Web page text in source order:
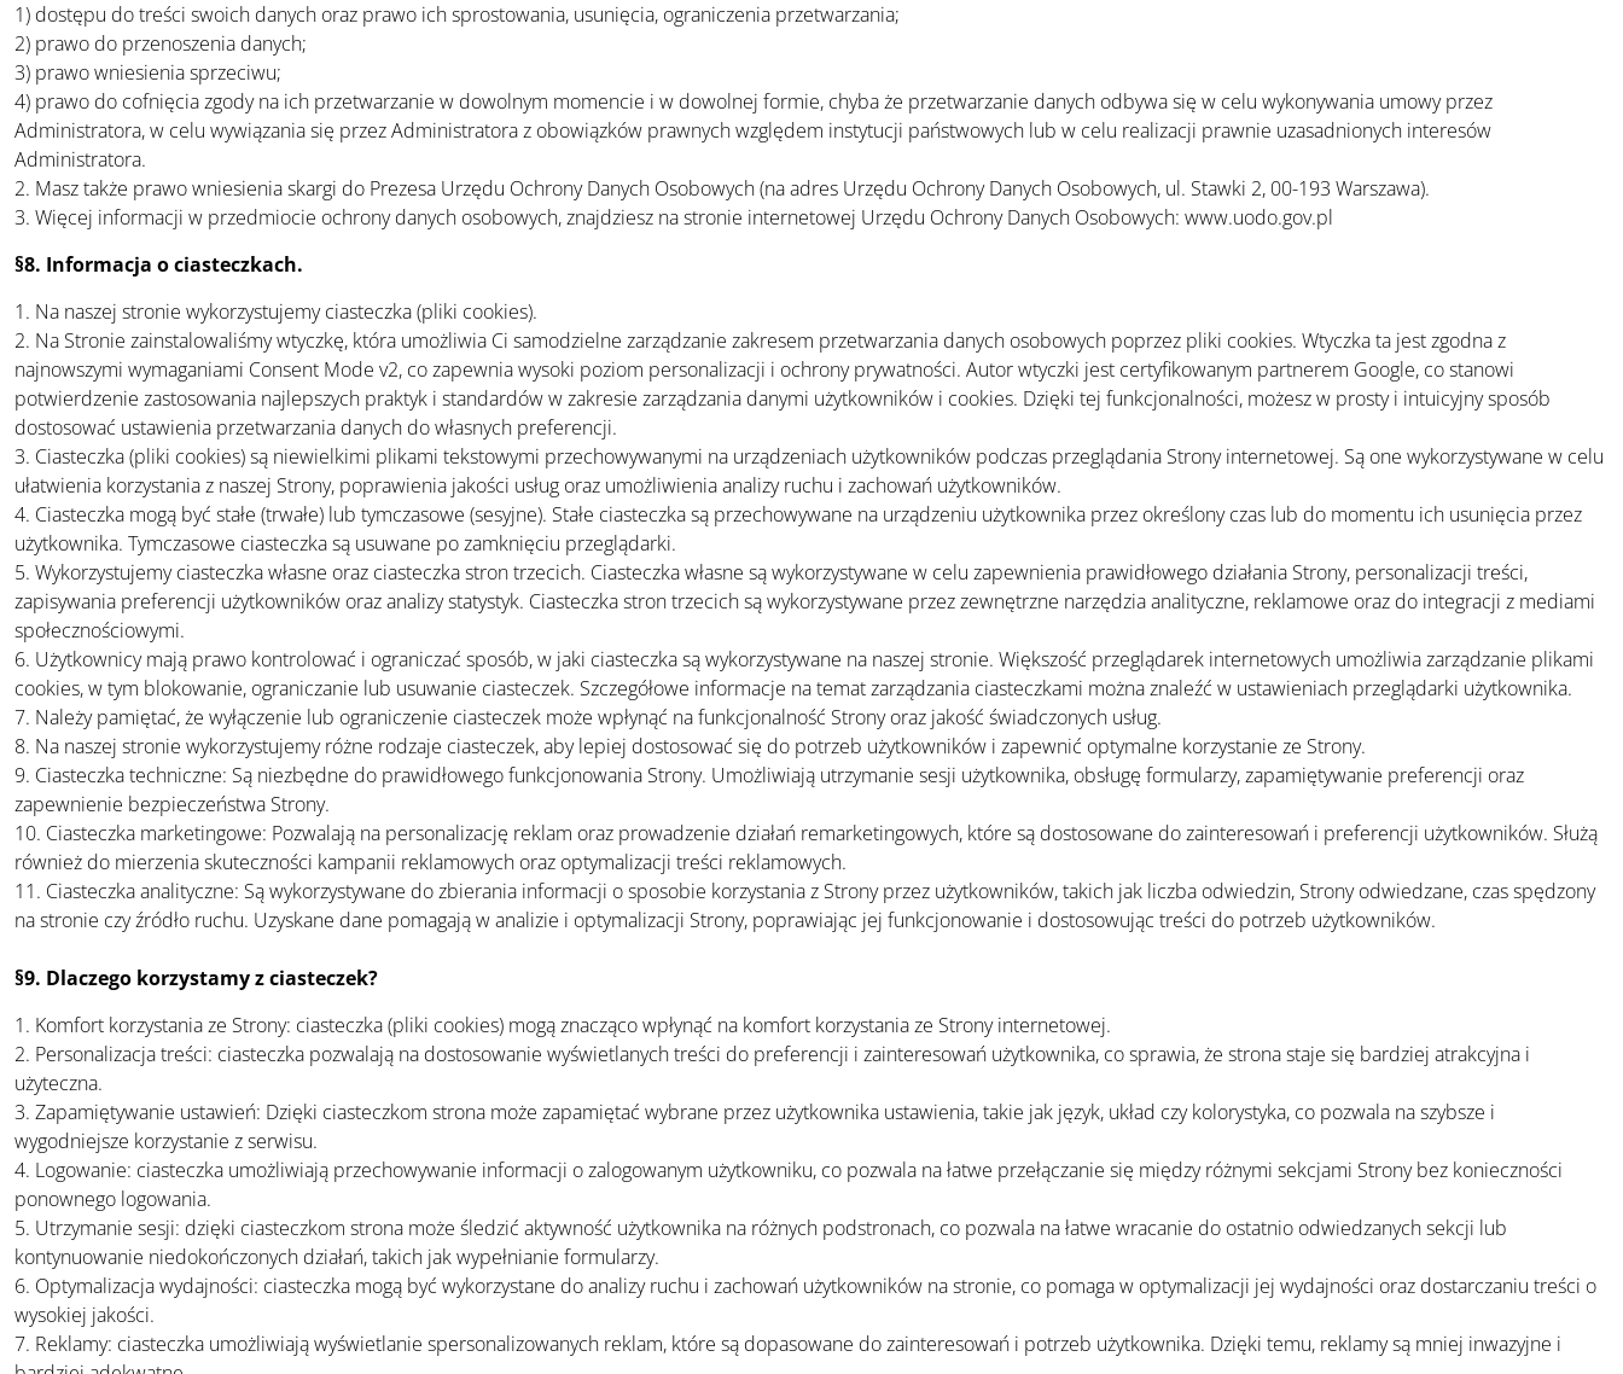
1) dostępu do treści swoich danych oraz prawo ich sprostowania, usunięcia, ograniczenia przetwarzania;
2) prawo do przenoszenia danych;
3) prawo wniesienia sprzeciwu;
4) prawo do cofnięcia zgody na ich przetwarzanie w dowolnym momencie i w dowolnej formie, chyba że przetwarzanie danych odbywa się w celu wykonywania umowy przez
Administratora, w celu wywiązania się przez Administratora z obowiązków prawnych względem instytucji państwowych lub w celu realizacji prawnie uzasadnionych interesów
Administratora.
2. Masz także prawo wniesienia skargi do Prezesa Urzędu Ochrony Danych Osobowych (na adres Urzędu Ochrony Danych Osobowych, ul. Stawki 2, 00-193 Warszawa).
3. Więcej informacji w przedmiocie ochrony danych osobowych, znajdziesz na stronie internetowej Urzędu Ochrony Danych Osobowych: www.uodo.gov.pl
§8. Informacja o ciasteczkach.
1. Na naszej stronie wykorzystujemy ciasteczka (pliki cookies).
2. Na Stronie zainstalowaliśmy wtyczkę, która umożliwia Ci samodzielne zarządzanie zakresem przetwarzania danych osobowych poprzez pliki cookies. Wtyczka ta jest zgodna z
najnowszymi wymaganiami Consent Mode v2, co zapewnia wysoki poziom personalizacji i ochrony prywatności. Autor wtyczki jest certyfikowanym partnerem Google, co stanowi
potwierdzenie zastosowania najlepszych praktyk i standardów w zakresie zarządzania danymi użytkowników i cookies. Dzięki tej funkcjonalności, możesz w prosty i intuicyjny sposób
dostosować ustawienia przetwarzania danych do własnych preferencji.
3. Ciasteczka (pliki cookies) są niewielkimi plikami tekstowymi przechowywanymi na urządzeniach użytkowników podczas przeglądania Strony internetowej. Są one wykorzystywane w celu
ułatwienia korzystania z naszej Strony, poprawienia jakości usług oraz umożliwienia analizy ruchu i zachowań użytkowników.
4. Ciasteczka mogą być stałe (trwałe) lub tymczasowe (sesyjne). Stałe ciasteczka są przechowywane na urządzeniu użytkownika przez określony czas lub do momentu ich usunięcia przez
użytkownika. Tymczasowe ciasteczka są usuwane po zamknięciu przeglądarki.
5. Wykorzystujemy ciasteczka własne oraz ciasteczka stron trzecich. Ciasteczka własne są wykorzystywane w celu zapewnienia prawidłowego działania Strony, personalizacji treści,
zapisywania preferencji użytkowników oraz analizy statystyk. Ciasteczka stron trzecich są wykorzystywane przez zewnętrzne narzędzia analityczne, reklamowe oraz do integracji z mediami
społecznościowymi.
6. Użytkownicy mają prawo kontrolować i ograniczać sposób, w jaki ciasteczka są wykorzystywane na naszej stronie. Większość przeglądarek internetowych umożliwia zarządzanie plikami
cookies, w tym blokowanie, ograniczanie lub usuwanie ciasteczek. Szczegółowe informacje na temat zarządzania ciasteczkami można znaleźć w ustawieniach przeglądarki użytkownika.
7. Należy pamiętać, że wyłączenie lub ograniczenie ciasteczek może wpłynąć na funkcjonalność Strony oraz jakość świadczonych usług.
8. Na naszej stronie wykorzystujemy różne rodzaje ciasteczek, aby lepiej dostosować się do potrzeb użytkowników i zapewnić optymalne korzystanie ze Strony.
9. Ciasteczka techniczne: Są niezbędne do prawidłowego funkcjonowania Strony. Umożliwiają utrzymanie sesji użytkownika, obsługę formularzy, zapamiętywanie preferencji oraz
zapewnienie bezpieczeństwa Strony.
10. Ciasteczka marketingowe: Pozwalają na personalizację reklam oraz prowadzenie działań remarketingowych, które są dostosowane do zainteresowań i preferencji użytkowników. Służą
również do mierzenia skuteczności kampanii reklamowych oraz optymalizacji treści reklamowych.
11. Ciasteczka analityczne: Są wykorzystywane do zbierania informacji o sposobie korzystania z Strony przez użytkowników, takich jak liczba odwiedzin, Strony odwiedzane, czas spędzony
na stronie czy źródło ruchu. Uzyskane dane pomagają w analizie i optymalizacji Strony, poprawiając jej funkcjonowanie i dostosowując treści do potrzeb użytkowników.
§9. Dlaczego korzystamy z ciasteczek?
1. Komfort korzystania ze Strony: ciasteczka (pliki cookies) mogą znacząco wpłynąć na komfort korzystania ze Strony internetowej.
2. Personalizacja treści: ciasteczka pozwalają na dostosowanie wyświetlanych treści do preferencji i zainteresowań użytkownika, co sprawia, że strona staje się bardziej atrakcyjna i
użyteczna.
3. Zapamiętywanie ustawień: Dzięki ciasteczkom strona może zapamiętać wybrane przez użytkownika ustawienia, takie jak język, układ czy kolorystyka, co pozwala na szybsze i
wygodniejsze korzystanie z serwisu.
4. Logowanie: ciasteczka umożliwiają przechowywanie informacji o zalogowanym użytkowniku, co pozwala na łatwe przełączanie się między różnymi sekcjami Strony bez konieczności
ponownego logowania.
5. Utrzymanie sesji: dzięki ciasteczkom strona może śledzić aktywność użytkownika na różnych podstronach, co pozwala na łatwe wracanie do ostatnio odwiedzanych sekcji lub
kontynuowanie niedokończonych działań, takich jak wypełnianie formularzy.
6. Optymalizacja wydajności: ciasteczka mogą być wykorzystane do analizy ruchu i zachowań użytkowników na stronie, co pomaga w optymalizacji jej wydajności oraz dostarczaniu treści o
wysokiej jakości.
7. Reklamy: ciasteczka umożliwiają wyświetlanie spersonalizowanych reklam, które są dopasowane do zainteresowań i potrzeb użytkownika. Dzięki temu, reklamy są mniej inwazyjne i